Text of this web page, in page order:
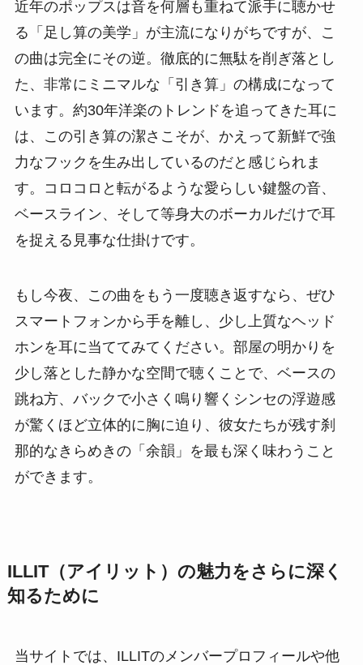
近年のポップスは音を何層も重ねて派手に聴かせ
る「足し算の美学」が主流になりがちですが、こ
の曲は完全にその逆。徹底的に無駄を削ぎ落とし
た、非常にミニマルな「引き算」の構成になって
います。約30年洋楽のトレンドを追ってきた耳に
は、この引き算の潔さこそが、かえって新鮮で強
力なフックを生み出しているのだと感じられま
す。コロコロと転がるような愛らしい鍵盤の音、
ベースライン、そして等身大のボーカルだけで耳
を捉える見事な仕掛けです。
もし今夜、この曲をもう一度聴き返すなら、ぜひ
スマートフォンから手を離し、少し上質なヘッド
ホンを耳に当ててみてください。部屋の明かりを
少し落とした静かな空間で聴くことで、ベースの
跳ね方、バックで小さく鳴り響くシンセの浮遊感
が驚くほど立体的に胸に迫り、彼女たちが残す刹
那的なきらめきの「余韻」を最も深く味わうこと
ができます。
ILLIT（アイリット）の魅力をさらに深く
知るために
当サイトでは、ILLITのメンバープロフィールや他